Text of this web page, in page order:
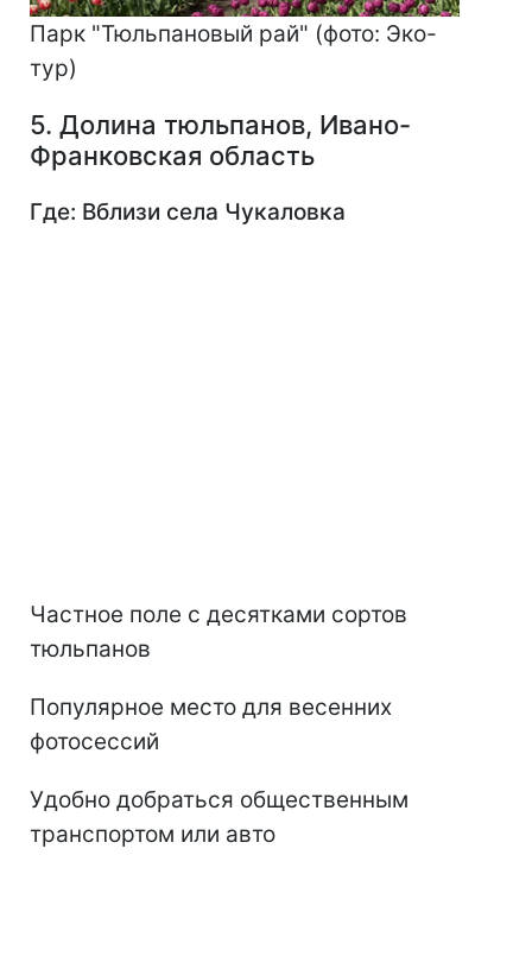
Парк "Тюльпановый рай" (фото: Эко-
тур)
5. Долина тюльпанов, Ивано-
Франковская область
Где: Вблизи села Чукаловка
Частное поле с десятками сортов
тюльпанов
Популярное место для весенних
фотосессий
Удобно добраться общественным
транспортом или авто